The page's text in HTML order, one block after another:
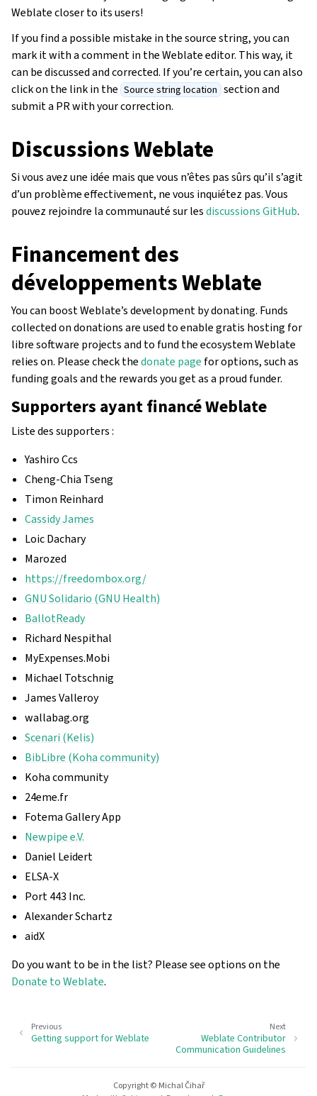
Weblate closer to its users!
If you find a possible mistake in the source string, you can
mark it with a comment in the Weblate editor. This way, it
can be discussed and corrected. If you’re certain, you can also
click on the link in the Source string location section and
submit a PR with your correction.
Discussions Weblate
Si vous avez une idée mais que vous n’êtes pas sûrs qu’il s’agit
d’un problème effectivement, ne vous inquiétez pas. Vous
pouvez rejoindre la communauté sur lesdiscussions GitHub.
Financement des
développements Weblate
You can boost Weblate’s development by donating. Funds
collected on donations are used to enable gratis hosting for
libre software projects and to fund the ecosystem Weblate
relies on. Please check thedonate page for options, such as
funding goals and the rewards you get as a proud funder.
Supporters ayant financé Weblate
Liste des supporters :
Yashiro Ccs
Cheng-Chia Tseng
Timon Reinhard
Cassidy James
Loic Dachary
Marozed
https://freedombox.org/
GNU Solidario (GNU Health)
BallotReady
Richard Nespithal
MyExpenses.Mobi
Michael Totschnig
James Valleroy
wallabag.org
Scenari (Kelis)
BibLibre (Koha community)
Koha community
24eme.fr
Fotema Gallery App
Newpipe e.V.
Daniel Leidert
ELSA-X
Port 443 Inc.
Alexander Schartz
aidX
Do you want to be in the list? Please see options on the
Donate to Weblate.
Next
Weblate Contributor
Communication Guidelines
Previous
Getting support for Weblate
Copyright © Michal Čihař